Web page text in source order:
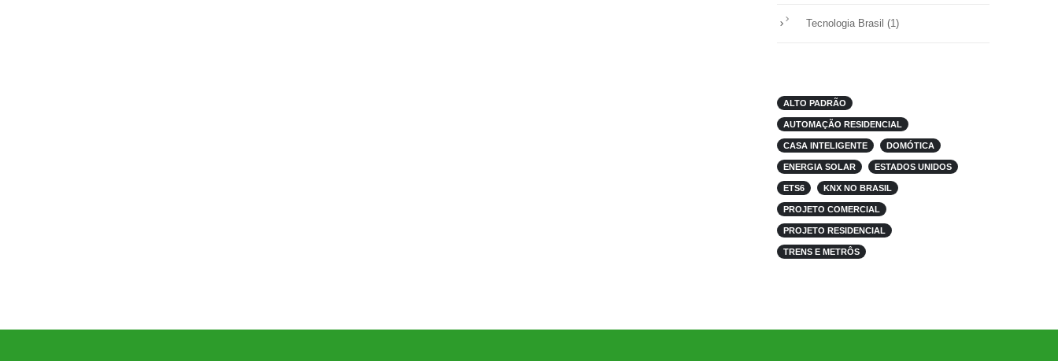
Tecnologia Brasil (1)
ALTO PADRÃO
AUTOMAÇÃO RESIDENCIAL
CASA INTELIGENTE DOMÓTICA
ENERGIA SOLAR ESTADOS UNIDOS
ETS6 KNX NO BRASIL
PROJETO COMERCIAL
PROJETO RESIDENCIAL
TRENS E METRÔS